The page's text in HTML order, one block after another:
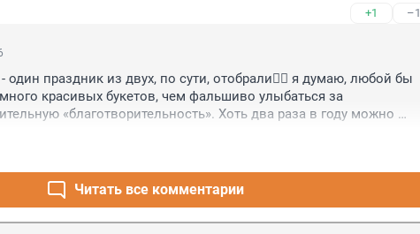
+1 –1
один праздник из двух, по сути, отобрали🤦‍♀️ я думаю, любой бы
красивых букетов, чем фальшиво улыбаться за
«благотворительность». Хоть два раза в году можно
Читать все комментарии